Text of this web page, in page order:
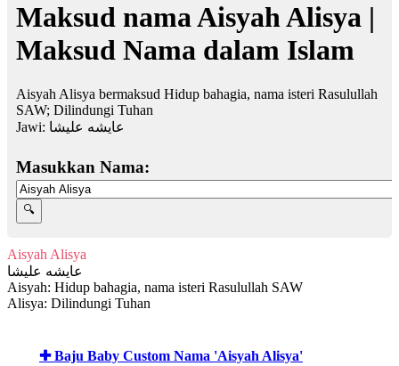
Maksud nama Aisyah Alisya |
Maksud Nama dalam Islam
Aisyah Alisya bermaksud Hidup bahagia, nama isteri Rasulullah
SAW; Dilindungi Tuhan
Jawi: عايشه عليشا
Masukkan Nama:
Aisyah Alisya
عايشه عليشا
Aisyah: Hidup bahagia, nama isteri Rasulullah SAW
Alisya: Dilindungi Tuhan
✚ Baju Baby Custom Nama 'Aisyah Alisya'